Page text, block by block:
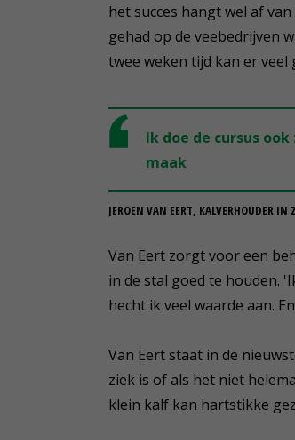
het succes hangt wel af
gehad op de veebedrijven
twee weken tijd kan er veel
Ik doe de cursus
maak
JEROEN VAN EERT, KALVERHOUDER IN
Van Eert zorgt voor een
in de stal goed te houden.
hecht ik veel waarde aan.
Van Eert staat in de
ziek is of als het niet
klein kalf kan hartstikke